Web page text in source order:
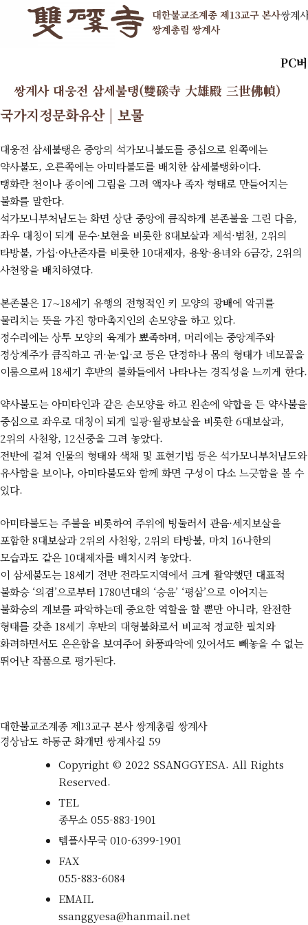
쌍계
PC
쌍계사 대웅전 삼세불탱(雙磎寺 大雄殿 三世佛幀)
국가지정문화유산 | 보물
대웅전 삼세불탱은 중앙의 석가모니불도를 중심으로 왼쪽에는
약사불도, 오른쪽에는 아미타불도를 배치한 삼세불탱화이다.
탱화란 천이나 종이에 그림을 그려 액자나 족자 형태로 만들어지는
불화를 말한다.
석가모니부처님도는 화면 상단 중앙에 큼직하게 본존불을 그린 다음,
좌우 대칭이 되게 문수·보현을 비롯한 8대보살과 제석·범천, 2위의
타방불, 가섭·아난존자를 비롯한 10대제자, 용왕·용녀와 6금강, 2위의
사천왕을 배치하였다.
본존불은 17∼18세기 유행의 전형적인 키 모양의 광배에 악귀를
물리치는 뜻을 가진 항마촉지인의 손모양을 하고 있다.
정수리에는 상투 모양의 육계가 뾰족하며, 머리에는 중앙계주와
정상계주가 큼직하고 귀·눈·입·코 등은 단정하나 몸의 형태가 네모꼴을
이룸으로써 18세기 후반의 불화들에서 나타나는 경직성을 느끼게 한다.
약사불도는 아미타인과 같은 손모양을 하고 왼손에 약합을 든 약사불을
중심으로 좌우로 대칭이 되게 일광·월광보살을 비롯한 6대보살과,
2위의 사천왕, 12신중을 그려 놓았다.
전반에 걸쳐 인물의 형태와 색채 및 표현기법 등은 석가모니부처님도와
유사함을 보이나, 아미타불도와 함께 화면 구성이 다소 느긋함을 볼 수
있다.
아미타불도는 주불을 비롯하여 주위에 빙둘러서 관음·세지보살을
포함한 8대보살과 2위의 사천왕, 2위의 타방불, 마치 16나한의
모습과도 같은 10대제자를 배치시켜 놓았다.
이 삼세불도는 18세기 전반 전라도지역에서 크게 활약했던 대표적
불화승 ‘의겸’으로부터 1780년대의 ‘승윤’ ‘평삼’으로 이어지는
불화승의 계보를 파악하는데 중요한 역할을 할 뿐만 아니라, 완전한
형태를 갖춘 18세기 후반의 대형불화로서 비교적 정교한 필치와
화려하면서도 은은함을 보여주어 화풍파악에 있어서도 빼놓을 수 없는
뛰어난 작품으로 평가된다.
대한불교조계종 제13교구 본사 쌍계총림 쌍계사
경상남도 하동군 화개면 쌍계사길 59
Copyright © 2022 SSANGGYESA. All Rights
Reserved.
TEL
종무소055-883-1901
템플사무국010-6399-1901
FAX
055-883-6084
EMAIL
ssanggyesa@hanmail.net